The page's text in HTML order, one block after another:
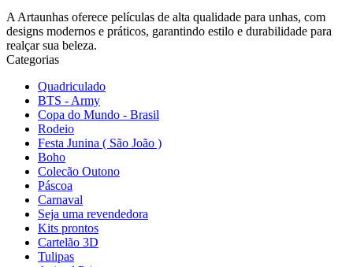
A Artaunhas oferece películas de alta qualidade para unhas, com
designs modernos e práticos, garantindo estilo e durabilidade para
realçar sua beleza.
Categorias
Quadriculado
BTS - Army
Copa do Mundo - Brasil
Rodeio
Festa Junina ( São João )
Boho
Colecão Outono
Páscoa
Carnaval
Seja uma revendedora
Kits prontos
Cartelão 3D
Tulipas